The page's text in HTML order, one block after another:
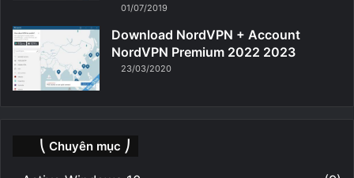
01/07/2019
Download NordVPN + Account
NordVPN Premium 2022 2023
23/03/2020
⎝ Chuyên mục ⎠